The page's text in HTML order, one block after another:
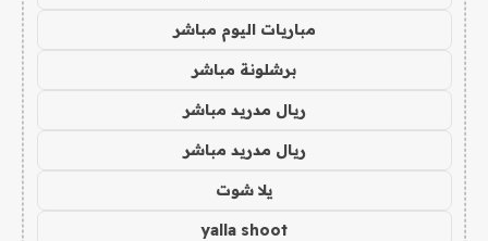
مباريات اليوم مباشر
برشلونة مباشر
ريال مدريد مباشر
ريال مدريد مباشر
يلا شوت
yalla shoot